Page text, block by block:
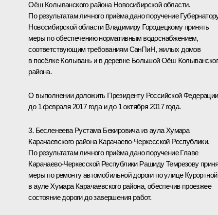
Оёш Колыванского района Новосибирской области.
По результатам личного приёма дано поручение
Новосибирской области Владимиру Городецкому принять
меры по обеспечению нормативным водоснабжением,
соответствующим требованиям СанПиН, жилых домов
в посёлке Колывань и в деревне Большой Оёш
района.
О выполнении доложить Президенту Российской Федерации
до 1 февраля 2017 года и до 1 октября 2017 года.
3. Бесленеева Рустама Бекировича из аула Хумара
Карачаевского района Карачаево-Черкесской Республики.
По результатам личного приёма дано поручение Главе
Карачаево-Черкесской Республики Рашиду Темрезову
меры по ремонту автомобильной дороги по улице Курортной
в ауле Хумара Карачаевского района, обеспечив проезжее
состояние дороги до завершения работ.